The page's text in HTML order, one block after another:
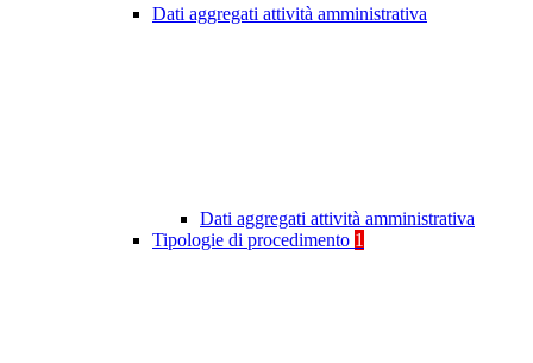
Dati aggregati attività amministrativa
Dati aggregati attività amministrativa
Tipologie di procedimento 1